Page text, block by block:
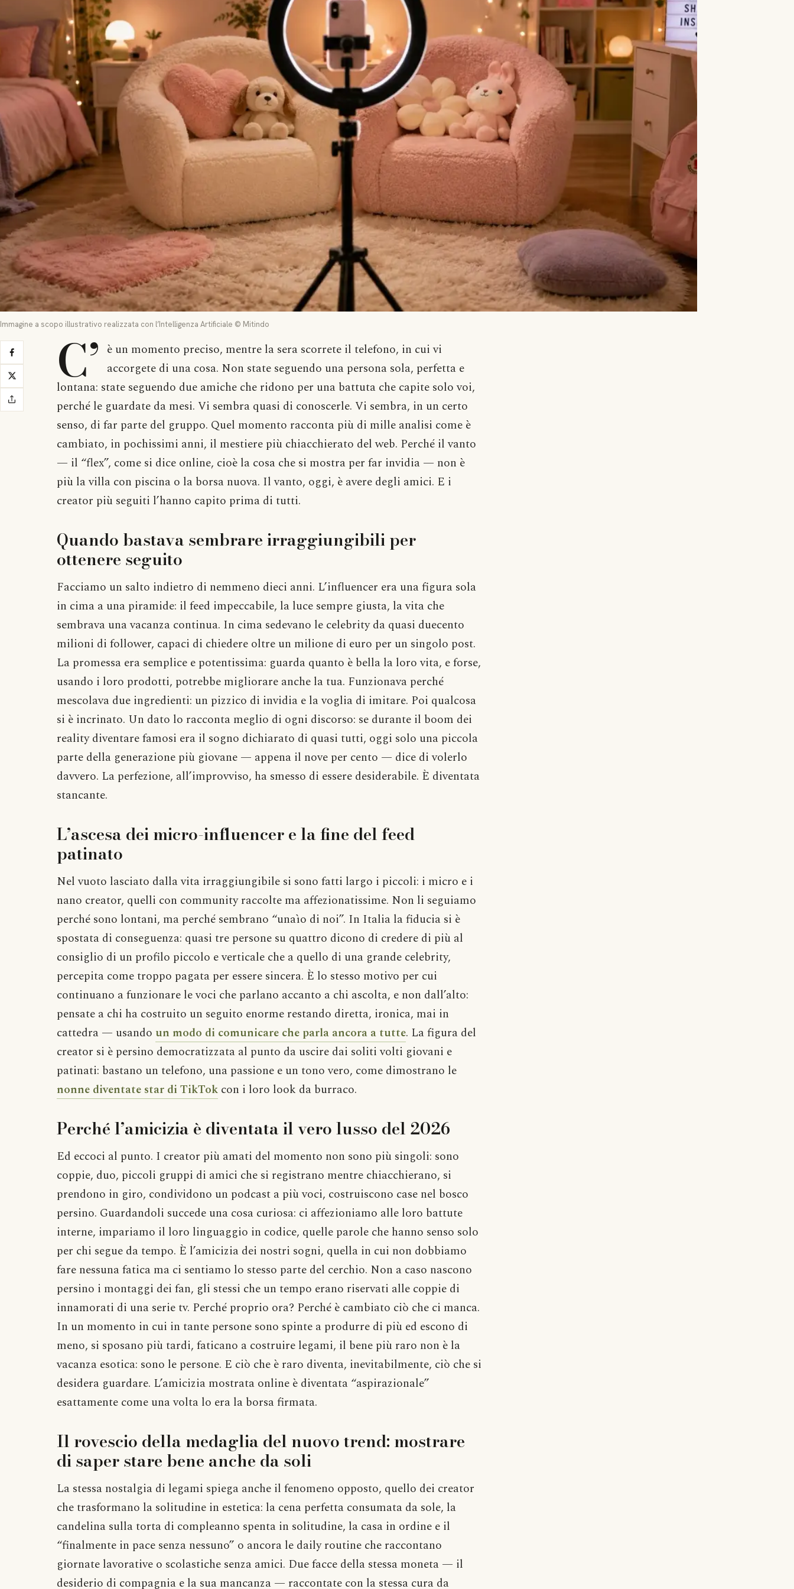
Immagine a scopo illustrativo realizzata con l’Intelligenza Artificiale © Mitindo
C’ è un momento preciso, mentre la sera scorrete il telefono, in cui vi
accorgete di una cosa. Non state seguendo una persona sola, perfetta e
lontana: state seguendo due amiche che ridono per una battuta che capite solo voi,
perché le guardate da mesi. Vi sembra quasi di conoscerle. Vi sembra, in un certo
senso, di far parte del gruppo. Quel momento racconta più di mille analisi come è
cambiato, in pochissimi anni, il mestiere più chiacchierato del web. Perché il vanto
— il “flex”, come si dice online, cioè la cosa che si mostra per far invidia — non è
più la villa con piscina o la borsa nuova. Il vanto, oggi, è avere degli amici. E i
creator più seguiti l’hanno capito prima di tutti.
Quando bastava sembrare irraggiungibili per
ottenere seguito
Facciamo un salto indietro di nemmeno dieci anni. L’influencer era una figura sola
in cima a una piramide: il feed impeccabile, la luce sempre giusta, la vita che
sembrava una vacanza continua. In cima sedevano le celebrity da quasi duecento
milioni di follower, capaci di chiedere oltre un milione di euro per un singolo post.
La promessa era semplice e potentissima: guarda quanto è bella la loro vita, e forse,
usando i loro prodotti, potrebbe migliorare anche la tua. Funzionava perché
mescolava due ingredienti: un pizzico di invidia e la voglia di imitare. Poi qualcosa
si è incrinato. Un dato lo racconta meglio di ogni discorso: se durante il boom dei
reality diventare famosi era il sogno dichiarato di quasi tutti, oggi solo una piccola
parte della generazione più giovane — appena il nove per cento — dice di volerlo
davvero. La perfezione, all’improvviso, ha smesso di essere desiderabile. È diventata
stancante.
L’ascesa dei micro-influencer e la fine del feed
patinato
Nel vuoto lasciato dalla vita irraggiungibile si sono fatti largo i piccoli: i micro e i
nano creator, quelli con community raccolte ma affezionatissime. Non li seguiamo
perché sono lontani, ma perché sembrano “unaìo di noi”. In Italia la fiducia si è
spostata di conseguenza: quasi tre persone su quattro dicono di credere di più al
consiglio di un profilo piccolo e verticale che a quello di una grande celebrity,
percepita come troppo pagata per essere sincera. È lo stesso motivo per cui
continuano a funzionare le voci che parlano accanto a chi ascolta, e non dall’alto:
pensate a chi ha costruito un seguito enorme restando diretta, ironica, mai in
cattedra — usando un modo di comunicare che parla ancora a tutte. La figura del
creator si è persino democratizzata al punto da uscire dai soliti volti giovani e
patinati: bastano un telefono, una passione e un tono vero, come dimostrano le
nonne diventate star di TikTok con i loro look da burraco.
Perché l’amicizia è diventata il vero lusso del 2026
Ed eccoci al punto. I creator più amati del momento non sono più singoli: sono
coppie, duo, piccoli gruppi di amici che si registrano mentre chiacchierano, si
prendono in giro, condividono un podcast a più voci, costruiscono case nel bosco
persino. Guardandoli succede una cosa curiosa: ci affezioniamo alle loro battute
interne, impariamo il loro linguaggio in codice, quelle parole che hanno senso solo
per chi segue da tempo. È l’amicizia dei nostri sogni, quella in cui non dobbiamo
fare nessuna fatica ma ci sentiamo lo stesso parte del cerchio. Non a caso nascono
persino i montaggi dei fan, gli stessi che un tempo erano riservati alle coppie di
innamorati di una serie tv. Perché proprio ora? Perché è cambiato ciò che ci manca.
In un momento in cui in tante persone sono spinte a produrre di più ed escono di
meno, si sposano più tardi, faticano a costruire legami, il bene più raro non è la
vacanza esotica: sono le persone. E ciò che è raro diventa, inevitabilmente, ciò che si
desidera guardare. L’amicizia mostrata online è diventata “aspirazionale”
esattamente come una volta lo era la borsa firmata.
Il rovescio della medaglia del nuovo trend: mostrare
di saper stare bene anche da soli
La stessa nostalgia di legami spiega anche il fenomeno opposto, quello dei creator
che trasformano la solitudine in estetica: la cena perfetta consumata da sole, la
candelina sulla torta di compleanno spenta in solitudine, la casa in ordine e il
“finalmente in pace senza nessuno” o ancora le daily routine che raccontano
giornate lavorative o scolastiche senza amici. Due facce della stessa moneta — il
desiderio di compagnia e la sua mancanza — raccontate con la stessa cura da